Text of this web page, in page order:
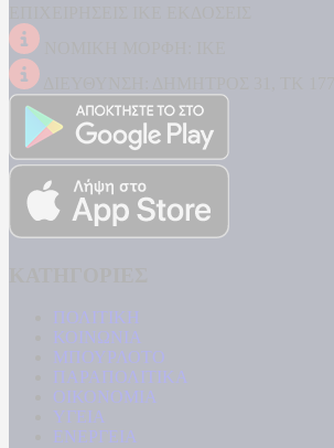
ΠΟΛΙΤΙΚΗ
ΚΟΙΝΩΝΙΑ
ΜΠΟΥΡΛΟΤΟ
ΠΑΡΑΠΟΛΙΤΙΚΑ
ΟΙΚΟΝΟΜΙΑ
ΥΓΕΙΑ
ΕΝΕΡΓΕΙΑ